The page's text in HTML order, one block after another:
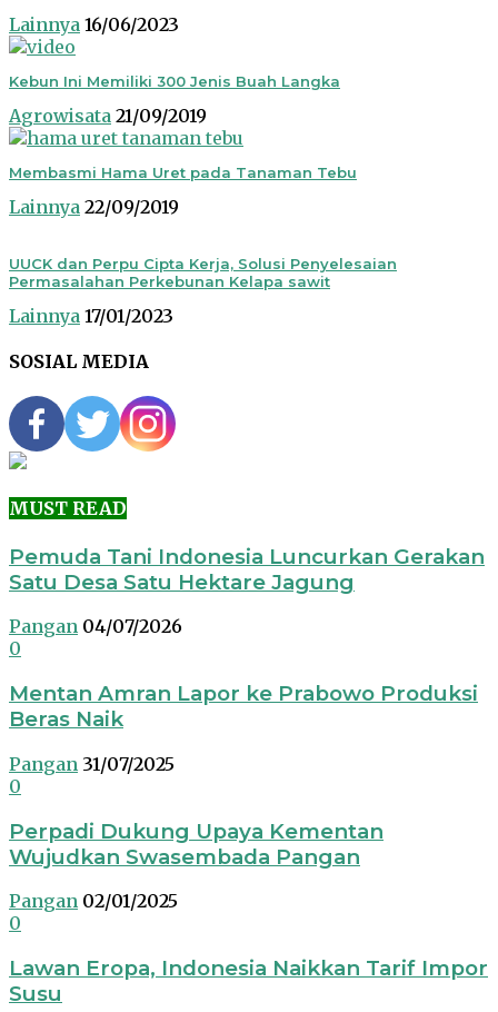
Lainnya 16/06/2023
Kebun Ini Memiliki 300 Jenis Buah Langka
Agrowisata 21/09/2019
Membasmi Hama Uret pada Tanaman Tebu
Lainnya 22/09/2019
UUCK dan Perpu Cipta Kerja, Solusi Penyelesaian
Permasalahan Perkebunan Kelapa sawit
Lainnya 17/01/2023
SOSIAL MEDIA
MUST READ
Pemuda Tani Indonesia Luncurkan Gerakan
Satu Desa Satu Hektare Jagung
Pangan 04/07/2026
0
Mentan Amran Lapor ke Prabowo Produksi
Beras Naik
Pangan 31/07/2025
0
Perpadi Dukung Upaya Kementan
Wujudkan Swasembada Pangan
Pangan 02/01/2025
0
Lawan Eropa, Indonesia Naikkan Tarif Impor
Susu